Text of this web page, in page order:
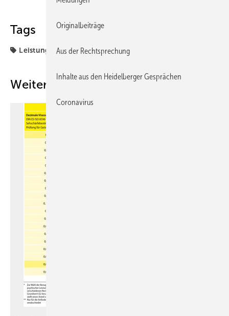
Tags
Leistungsträger
Weitere Inhalte
Originalbeiträge
Aus der Rechtsprechung
Inhalte aus den Heidelberger Gesprächen
Coronavirus